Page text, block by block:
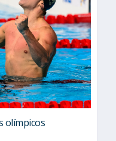
olímpicos